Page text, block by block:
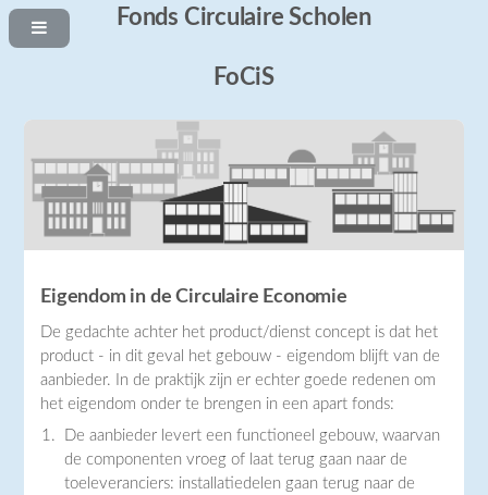
Fonds Circulaire Scholen
FoCiS
Eigendom in de Circulaire Economie
De gedachte achter het product/dienst concept is dat het
product - in dit geval het gebouw - eigendom blijft van de
aanbieder. In de praktijk zijn er echter goede redenen om
het eigendom onder te brengen in een apart fonds:
De aanbieder levert een functioneel gebouw, waarvan
de componenten vroeg of laat terug gaan naar de
toeleveranciers: installatiedelen gaan terug naar de